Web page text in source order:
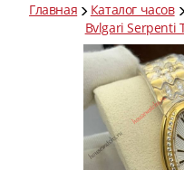
Главная Каталог часов
Bvlgari Serpenti